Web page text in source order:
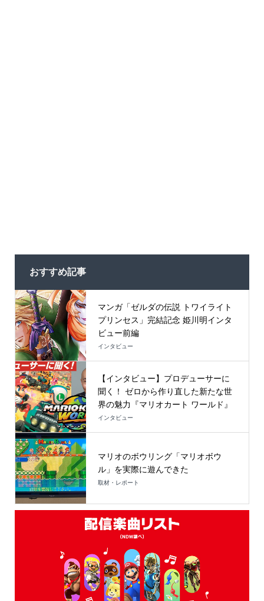
おすすめ記事
マンガ「ゼルダの伝説 トワイライト
プリンセス」完結記念 姫川明インタ
ビュー前編
インタビュー
【インタビュー】プロデューサーに
聞く！ ゼロから作り直した新たな世
界の魅力『マリオカート ワールド』
インタビュー
マリオのボウリング「マリオボウ
ル」を実際に遊んできた
取材・レポート